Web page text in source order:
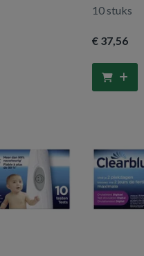
10 stuks
€ 37,56